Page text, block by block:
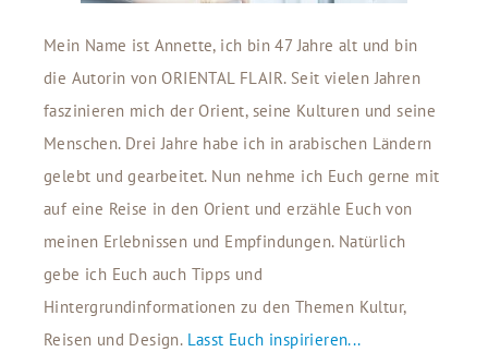
Mein Name ist Annette, ich bin 47 Jahre alt und bin
die Autorin von ORIENTAL FLAIR. Seit vielen Jahren
faszinieren mich der Orient, seine Kulturen und seine
Menschen. Drei Jahre habe ich in arabischen Ländern
gelebt und gearbeitet. Nun nehme ich Euch gerne mit
auf eine Reise in den Orient und erzähle Euch von
meinen Erlebnissen und Empfindungen. Natürlich
gebe ich Euch auch Tipps und
Hintergrundinformationen zu den Themen Kultur,
Reisen und Design. Lasst Euch inspirieren...